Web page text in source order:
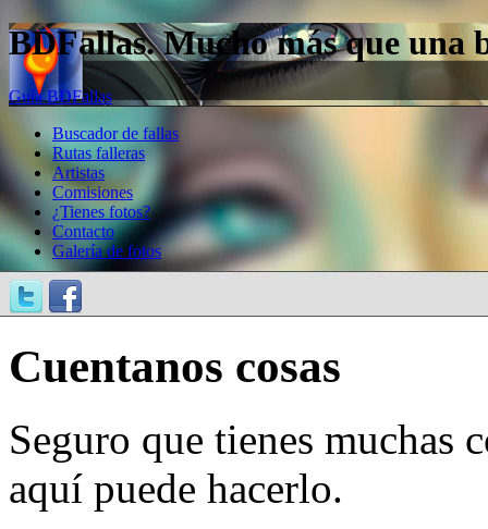
BDFallas. Mucho más que una
Guía BDFallas
Buscador de fallas
Rutas falleras
Artistas
Comisiones
¿Tienes fotos?
Contacto
Galería de fotos
Cuentanos cosas
Seguro que tienes muchas
aquí puede hacerlo.